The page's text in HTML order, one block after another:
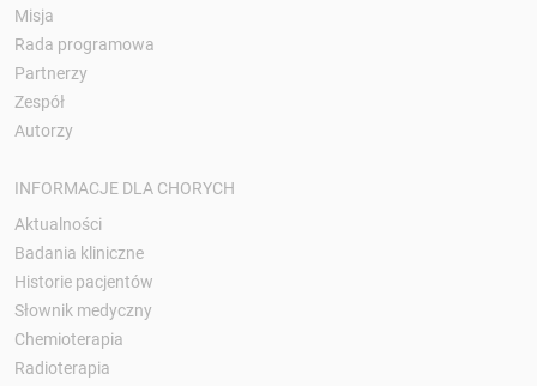
Misja
Rada programowa
Partnerzy
Zespół
Autorzy
INFORMACJE DLA CHORYCH
Aktualności
Badania kliniczne
Historie pacjentów
Słownik medyczny
Chemioterapia
Radioterapia